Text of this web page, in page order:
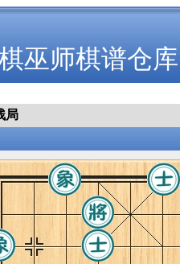
巫师棋谱仓库
局